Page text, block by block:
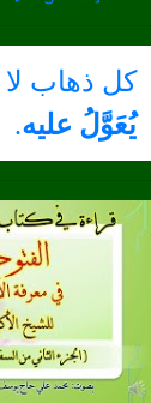
كل ذهاب لا
يُعَوَّلُ عليه.